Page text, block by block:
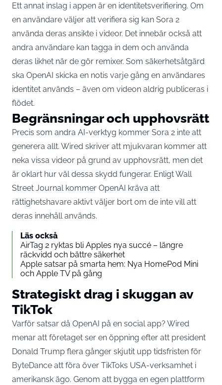
Ett annat inslag i appen är en identitetsverifiering. Om
en användare väljer att verifiera sig kan Sora 2
använda deras ansikte i videor. Det innebär också att
andra användare kan tagga in dem och använda
deras likhet när de gör remixer. Som säkerhetsåtgärd
ska OpenAI skicka en notis varje gång en användares
identitet används – även om videon aldrig publiceras i
flödet.
Begränsningar och upphovsrätt
Precis som andra AI-verktyg kommer Sora 2 inte att
generera allt. Wired skriver att mjukvaran kommer att
neka vissa videor på grund av upphovsrätt, men det
är oklart hur väl dessa skydd fungerar. Enligt Wall
Street Journal kommer OpenAI kräva att
rättighetshavare aktivt väljer bort om de inte vill att
deras innehåll används.
Läs också
AirTag 2 ryktas bli Apples nya succé – längre
räckvidd och bättre säkerhet
Apple satsar på smarta hem: Nya HomePod Mini
och Apple TV på gång
Strategiskt drag i skuggan av
TikTok
Varför satsar då OpenAI på en social app? Wired
menar att företaget ser en öppning efter att president
Donald Trump flera gånger skjutit upp tidsfristen för
ByteDance att föra över TikToks USA-verksamhet i
amerikansk ägo. Genom att bygga en egen plattform